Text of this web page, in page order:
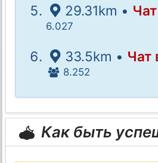
29.31km •
6.027
33.5km • Чат
8.252
Как быть